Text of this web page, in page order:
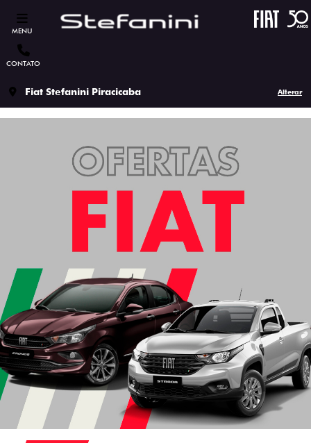
MENU
CONTATO
Fiat Stefanini Piracicaba Alterar